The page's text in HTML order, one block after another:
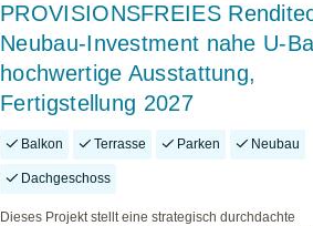
PROVISIONSFREIES
Neubau-Investment nahe U-
hochwertige Ausstattung,
Fertigstellung 2027
Balkon Terrasse Parken Neubau
Dachgeschoss
Dieses Projekt stellt eine strategisch durchdachte